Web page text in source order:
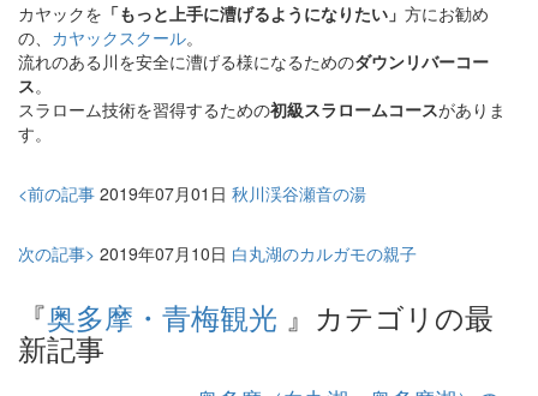
カヤックを 「もっと上手に漕げるようになりたい」 方にお勧め
の、 カヤックスクール。
流れのある川を安全に漕げる様になるためのダウンリバーコー
ス。
スラローム技術を習得するための初級スラロームコースがありま
す。
<前の記事 2019年07月01日 秋川渓谷瀬音の湯
次の記事> 2019年07月10日 白丸湖のカルガモの親子
『奥多摩・青梅観光 』カテゴリの最
新記事